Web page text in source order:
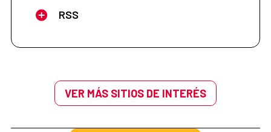
RSS
VER MÁS SITIOS DE INTERÉS